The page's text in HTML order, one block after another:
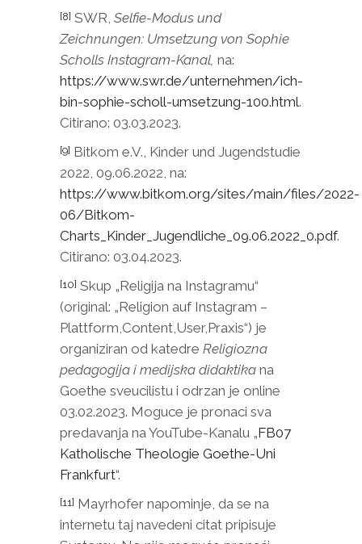
[8] SWR, Selfie-Modus und
Zeichnungen: Umsetzung von Sophie
Scholls Instagram-Kanal, na:
https://www.swr.de/unternehmen/ich-
bin-sophie-scholl-umsetzung-100.html.
Citirano: 03.03.2023.
[9] Bitkom e.V., Kinder und Jugendstudie
2022, 09.06.2022, na:
https://www.bitkom.org/sites/main/files/2022-
06/Bitkom-
Charts_Kinder_Jugendliche_09.06.2022_0.pdf.
Citirano: 03.04.2023.
[10] Skup „Religija na Instagramu“
(original: „Religion auf Instagram –
Plattform,Content,User,Praxis“) je
organiziran od katedre Religiozna
pedagogija i medijska didaktika na
Goethe sveucilistu i odrzan je online
03.02.2023. Moguce je pronaci sva
predavanja na YouTube-Kanalu „FB07
Katholische Theologie Goethe-Uni
Frankfurt“.
[11] Mayrhofer napominje, da se na
internetu taj navedeni citat pripisuje